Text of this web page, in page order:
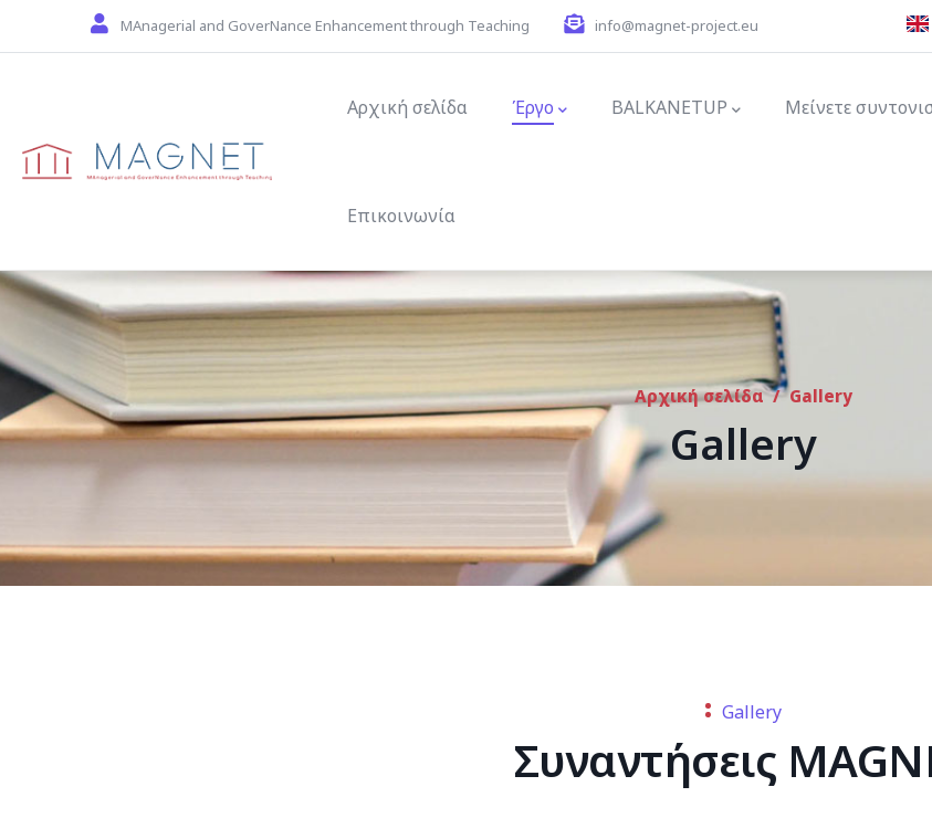
Skip to main contentMAnagerial and GoverNance Enhancement through Teaching info@magnet-project.eu
Αρχική σελίδα Έργο BALKANETUP Μείνετε
Επικοινωνία
Αρχική σελίδα / Gallery
Gallery
Gallery
Συναντήσεις